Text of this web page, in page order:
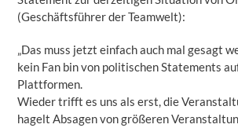
(Geschäftsführer der Teamwelt):
„Das muss jetzt einfach auch mal gesagt
kein Fan bin von politischen Statements
Plattformen.
Wieder trifft es uns als erst, die
hagelt Absagen von größeren